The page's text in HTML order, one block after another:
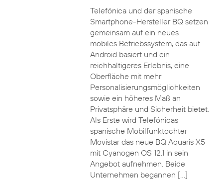
Telefónica und der spanische
Smartphone-Hersteller BQ setzen
gemeinsam auf ein neues
mobiles Betriebssystem, das auf
Android basiert und ein
reichhaltigeres Erlebnis, eine
Oberfläche mit mehr
Personalisierungsmöglichkeiten
sowie ein höheres Maß an
Privatsphäre und Sicherheit bietet.
Als Erste wird Telefónicas
spanische Mobilfunktochter
Movistar das neue BQ Aquaris X5
mit Cyanogen OS 12.1 in sein
Angebot aufnehmen. Beide
Unternehmen begannen […]